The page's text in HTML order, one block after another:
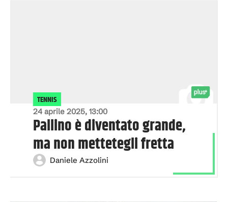
24 aprile 2025, 13:00
TENNIS
Pallino è diventato grande,
ma non mettetegli fretta
Daniele Azzolini